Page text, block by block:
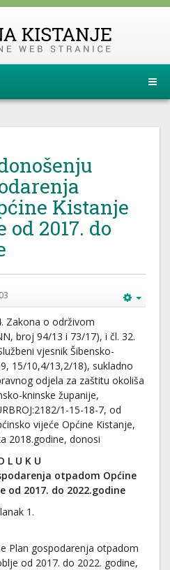
Kistanje
od 2017. do
Zakona o održivom
broj 94/13 i 73/17), i čl. 32.
vjesnik Šibensko-
15/10,4/13,2/18), sukladno
odjela za zaštitu okoliša
kninske županije,
1-15-18-7, od
vijeće Općine Kistanje,
2018.godine, donosi
L U K U
otpadom Općine
od 2017. do 2022.godine
1.
Plan gospodarenja otpadom
od 2017. do 2022. godine,